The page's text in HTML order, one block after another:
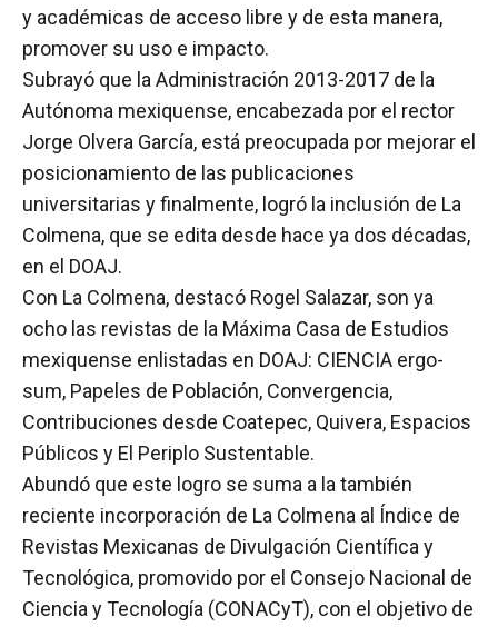
y académicas de acceso libre y de esta manera,
promover su uso e impacto.
Subrayó que la Administración 2013-2017 de la
Autónoma mexiquense, encabezada por el rector
Jorge Olvera García, está preocupada por mejorar el
posicionamiento de las publicaciones
universitarias y finalmente, logró la inclusión de La
Colmena, que se edita desde hace ya dos décadas,
en el DOAJ.
Con La Colmena, destacó Rogel Salazar, son ya
ocho las revistas de la Máxima Casa de Estudios
mexiquense enlistadas en DOAJ: CIENCIA ergo-
sum, Papeles de Población, Convergencia,
Contribuciones desde Coatepec, Quivera, Espacios
Públicos y El Periplo Sustentable.
Abundó que este logro se suma a la también
reciente incorporación de La Colmena al Índice de
Revistas Mexicanas de Divulgación Científica y
Tecnológica, promovido por el Consejo Nacional de
Ciencia y Tecnología (CONACyT), con el objetivo de